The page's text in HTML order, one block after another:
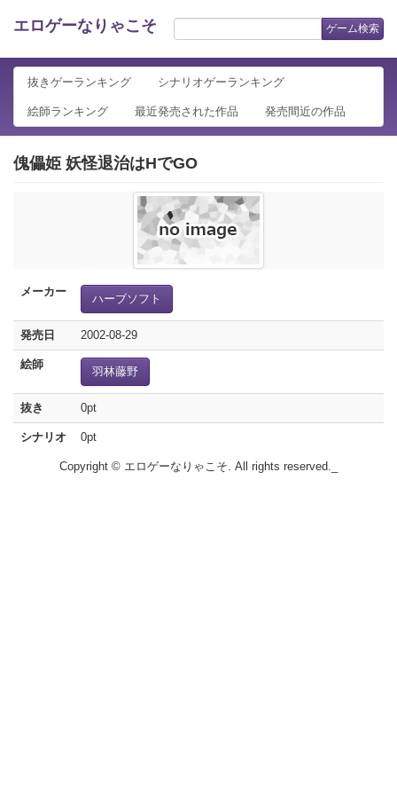
エロゲーなりゃこそ ゲーム検索
抜きゲーランキング シナリオゲーランキング
絵師ランキング 最近発売された作品 発売間近の作品
傀儡姫 妖怪退治はHでGO
メーカー
ハーブソフト
発売日 2002-08-29
絵師
羽林藤野
抜き 0pt
シナリオ 0pt
Copyright © エロゲーなりゃこそ. All rights reserved._